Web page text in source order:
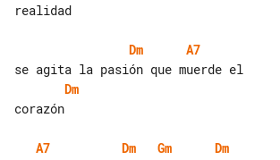
realidad
Dm
A7
Dm
corazón
A7 Dm Gm
Dm